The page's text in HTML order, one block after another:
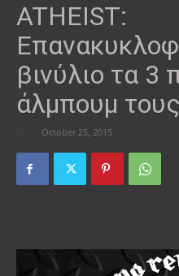
ATHEIST:
βινύλιο τα 3
άλμπουμ τους
October 25, 2015